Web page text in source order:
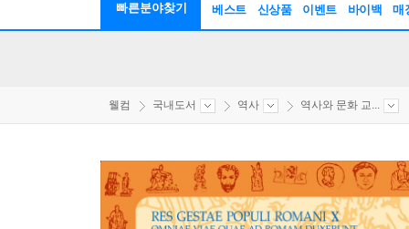
빠른분야찾기 베스트 신상품 이벤트 바이백 매
웰컴 국내도서 역사 역사와 문화 교...